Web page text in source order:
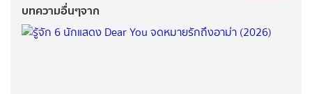
บทความอื่นๆจาก